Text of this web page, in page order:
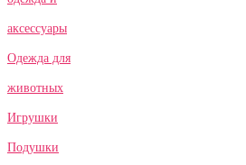
аксессуары
Одежда для
животных
Игрушки
Подушки